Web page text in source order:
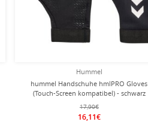
Hummel
hummel Handschuhe hmlPRO Gloves
(Touch-Screen kompatibel) - schwarz
17,90€
16,11€